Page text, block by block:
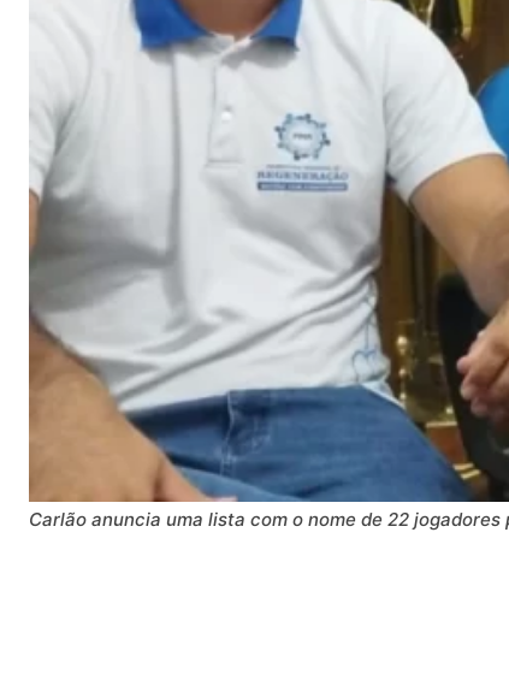
Carlão anuncia uma lista com o nome de 22